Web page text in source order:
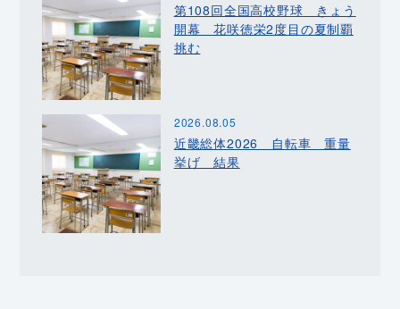
第108回全国高校野球 きょう
開幕 花咲徳栄2度目の夏制覇
挑む
2026.08.05
近畿総体2026 自転車 重量
挙げ 結果